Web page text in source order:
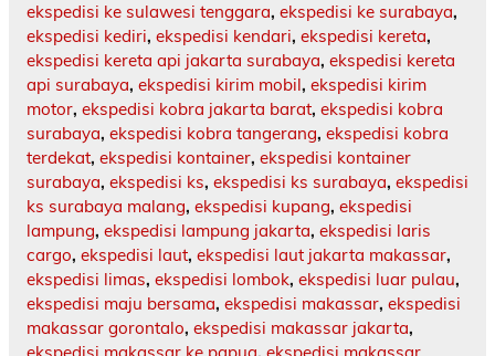
ekspedisi ke sulawesi tenggara, ekspedisi ke surabaya,
ekspedisi kediri, ekspedisi kendari, ekspedisi kereta,
ekspedisi kereta api jakarta surabaya, ekspedisi kereta
api surabaya, ekspedisi kirim mobil, ekspedisi kirim
motor, ekspedisi kobra jakarta barat, ekspedisi kobra
surabaya, ekspedisi kobra tangerang, ekspedisi kobra
terdekat, ekspedisi kontainer, ekspedisi kontainer
surabaya, ekspedisi ks, ekspedisi ks surabaya, ekspedisi
ks surabaya malang, ekspedisi kupang, ekspedisi
lampung, ekspedisi lampung jakarta, ekspedisi laris
cargo, ekspedisi laut, ekspedisi laut jakarta makassar,
ekspedisi limas, ekspedisi lombok, ekspedisi luar pulau,
ekspedisi maju bersama, ekspedisi makassar, ekspedisi
makassar gorontalo, ekspedisi makassar jakarta,